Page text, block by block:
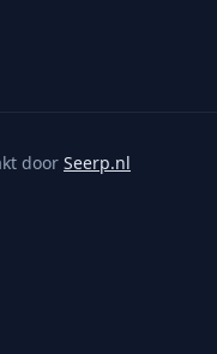
door Seerp.nl